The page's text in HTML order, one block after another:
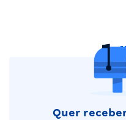
Quer